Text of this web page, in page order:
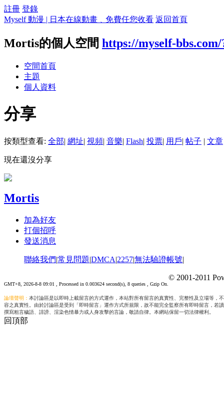
註冊 登錄
Myself 動漫 | 日本在線動畫﹑免費任您收看 返回首頁
Mortis的個人空間 https://myself-bbs.com/
空間首頁
主題
個人資料
分享
按類型查看: 全部| 網址| 視頻| 音樂| Flash| 投票| 用戶| 帖子 | 文章
現在還沒分享
Mortis
加為好友
打個招呼
發送消息
聯絡我們|常見問題|DMCA|2257|無法驗證帳號|
GMT+8, 2026-8-8 09:01 , Processed in 0.003624 second(s), 8 queries , Gzip On.
© 2001-2011
論壇聲明： 本討論區是以即時上載留言的方式運作，本站對所有留言的真實性、完整性及立場等
容之真實性。由於討論區是受到「即時留言」運作方式所規限，故不能完全監察所有即時留言，
撰寫粗言穢語、誹謗、渲染色情暴力或人身攻擊的言論，敬請自律。本網站保留一切法律權利。
回頂部